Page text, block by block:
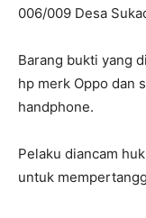
006/009 Desa
Barang bukti yang
hp merk Oppo dan
handphone.
Pelaku diancam
untuk